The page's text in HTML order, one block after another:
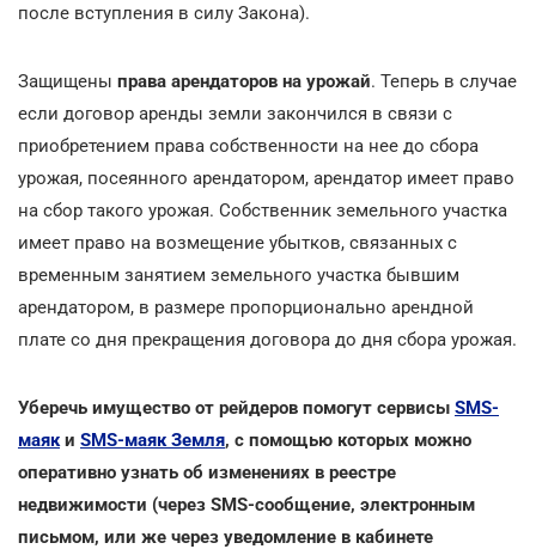
после вступления в силу Закона).
Защищены права арендаторов на урожай. Теперь в случае
если договор аренды земли закончился в связи с
приобретением права собственности на нее до сбора
урожая, посеянного арендатором, арендатор имеет право
на сбор такого урожая. Собственник земельного участка
имеет право на возмещение убытков, связанных с
временным занятием земельного участка бывшим
арендатором, в размере пропорционально арендной
плате со дня прекращения договора до дня сбора урожая.
Уберечь имущество от рейдеров помогут сервисы SMS-
маяки SMS-маяк Земля, с помощью которых можно
оперативно узнать об изменениях в реестре
недвижимости (через SMS-сообщение, электронным
письмом, или же через уведомление в кабинете